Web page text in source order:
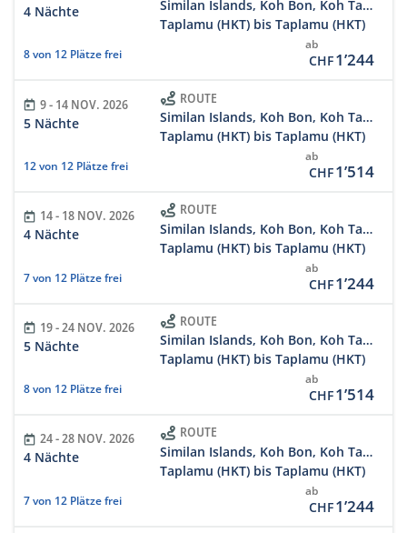
4 Nächte
Similan Islands, Koh Bon, Koh Tachai, Richelieu
Taplamu (HKT) bis Taplamu (HKT)
ab
CHF1’244
8 von 12 Plätze frei
9 - 14 NOV. 2026
5 Nächte
ROUTE
Similan Islands, Koh Bon, Koh Tachai, Richelieu Rock 5 Days/5 Nights
Taplamu (HKT) bis Taplamu (HKT)
ab
CHF1’514
12 von 12 Plätze frei
14 - 18 NOV. 2026
4 Nächte
ROUTE
Similan Islands, Koh Bon, Koh Tachai, Richelieu
Taplamu (HKT) bis Taplamu (HKT)
ab
CHF1’244
7 von 12 Plätze frei
19 - 24 NOV. 2026
5 Nächte
ROUTE
Similan Islands, Koh Bon, Koh Tachai, Richelieu Rock 5 Days/5 Nights
Taplamu (HKT) bis Taplamu (HKT)
ab
CHF1’514
8 von 12 Plätze frei
24 - 28 NOV. 2026
4 Nächte
ROUTE
Similan Islands, Koh Bon, Koh Tachai, Richelieu
Taplamu (HKT) bis Taplamu (HKT)
ab
CHF1’244
7 von 12 Plätze frei